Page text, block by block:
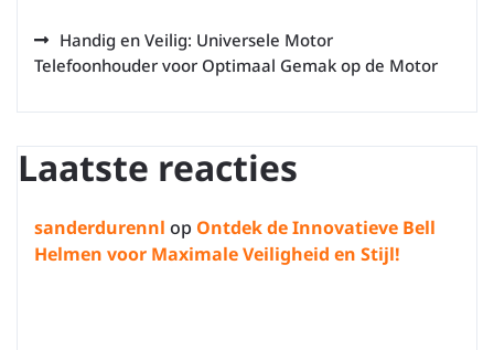
Handig en Veilig: Universele Motor
Telefoonhouder voor Optimaal Gemak op de Motor
Laatste reacties
sanderdurennl op Ontdek de Innovatieve Bell
Helmen voor Maximale Veiligheid en Stijl!